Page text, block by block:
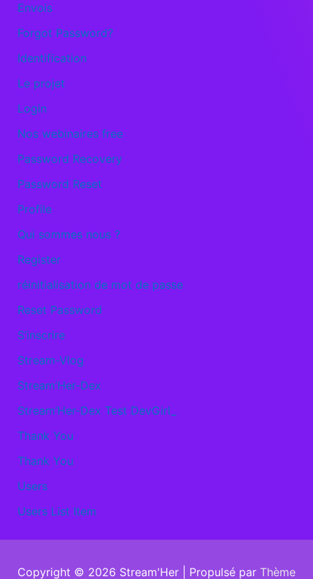
Envois
Forgot Password?
Identification
Le projet
Login
Nos webinaires free
Password Recovery
Password Reset
Profile
Qui sommes nous ?
Register
réinitialisation de mot de passe
Reset Password
S’inscrire
Stream-Vlog
Stream’Her-Dex
Stream’Her-Dex Test DevGirl_
Thank You
Thank You
Users
Users List Item
Copyright © 2026 Stream'Her | Propulsé par Thème